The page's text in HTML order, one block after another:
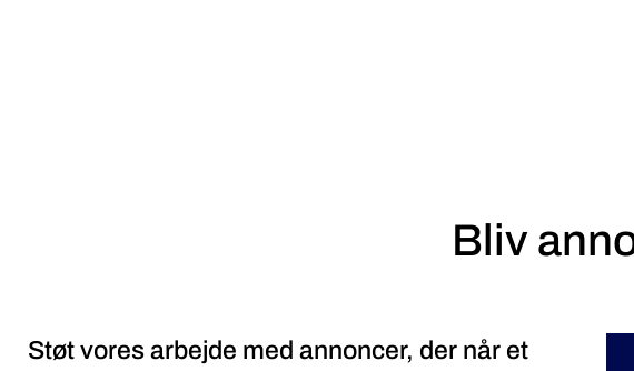
Bliv
Støt vores arbejde med annoncer, der når et